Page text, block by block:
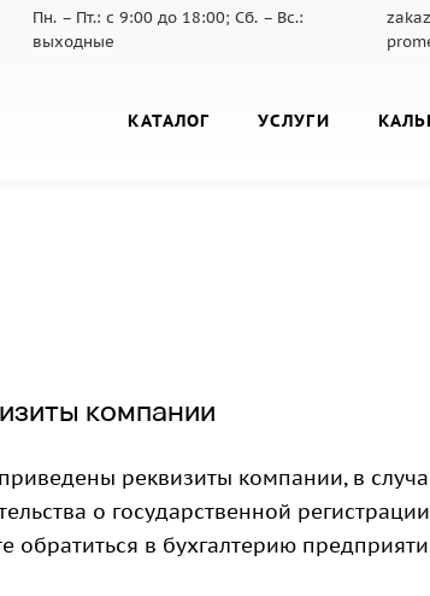
Пн. – Пт.: с 9:00 до 18:00; Сб. – Вс.:
выходные
КАТАЛОГ УСЛУГИ
компании
реквизиты компании, в
о государственной
обратиться в бухгалтерию